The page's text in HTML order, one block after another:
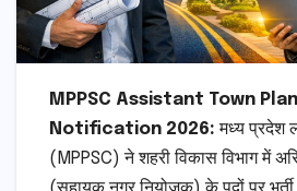
MPPSC Assistant Town
Notification 2026:मध्य प्रदेश
(MPPSC) ने शहरी विकास विभाग में